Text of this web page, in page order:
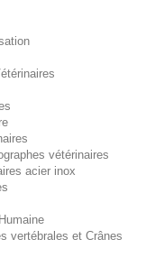
vétérinaires
acier inox
vertébrales et Crânes